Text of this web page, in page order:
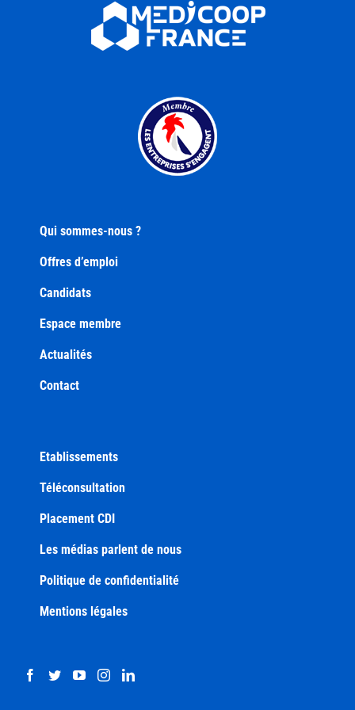
Qui sommes-nous ?
Offres d’emploi
Candidats
Espace membre
Actualités
Contact
Etablissements
Téléconsultation
Placement CDI
Les médias parlent de nous
Politique de confidentialité
Mentions légales